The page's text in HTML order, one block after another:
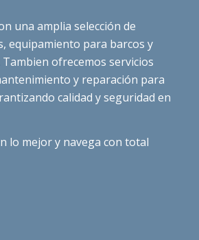
una amplia selección de
equipamiento para barcos y
ofrecemos servicios
y reparación para
calidad y seguridad en
lo mejor y navega con total